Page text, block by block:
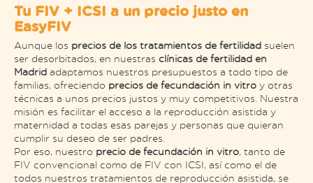
Tu FIV + ICSI a un precio justo en
EasyFIV
Aunque los precios de los tratamientos de fertilidad suelen
ser desorbitados, en nuestras clínicas de fertilidad en
Madrid adaptamos nuestros presupuestos a todo tipo de
familias, ofreciendo precios de fecundación in vitro y otras
técnicas a unos precios justos y muy competitivos. Nuestra
misión es facilitar el acceso a la reproducción asistida y
maternidad a todas esas parejas y personas que quieran
cumplir su deseo de ser padres.
Por eso, nuestro precio de fecundación in vitro, tanto de
FIV convencional como de FIV con ICSI, así como el de
todos nuestros tratamientos de reproducción asistida, se